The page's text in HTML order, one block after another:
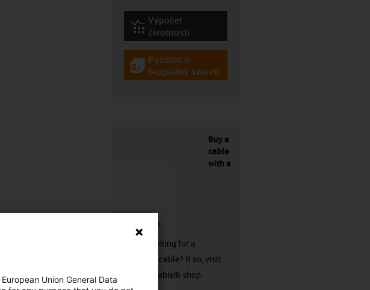
igus-icon-lebensdauerrechner
Výpočet
životnosti
igus-icon-gratismuster
Požádat o
bezplatný vzorek
Buy a
cable
with a
connector?
Are you looking for a
harnessed cable? If so, visit
our readycable® shop.
Union General Data